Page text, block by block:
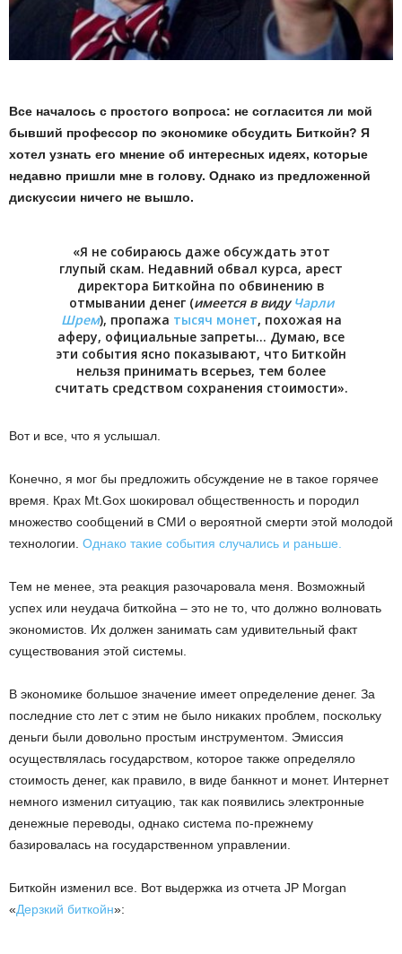
Все началось с простого вопроса: не согласится ли мой
бывший профессор по экономике обсудить Биткойн? Я
хотел узнать его мнение об интересных идеях, которые
недавно пришли мне в голову. Однако из предложенной
дискуссии ничего не вышло.
«Я не собираюсь даже обсуждать этот
глупый скам. Недавний обвал курса, арест
директора Биткойна по обвинению в
отмывании денег (имеется в видуЧарли
Шрем), пропажа тысяч монет, похожая на
аферу, официальные запреты… Думаю, все
эти события ясно показывают, что Биткойн
нельзя принимать всерьез, тем более
считать средством сохранения стоимости».
Вот и все, что я услышал.
Конечно, я мог бы предложить обсуждение не в такое горячее
время. Крах Mt.Gox шокировал общественность и породил
множество сообщений в СМИ о вероятной смерти этой молодой
технологии. Однако такие события случались и раньше.
Тем не менее, эта реакция разочаровала меня. Возможный
успех или неудача биткойна – это не то, что должно волновать
экономистов. Их должен занимать сам удивительный факт
существования этой системы.
В экономике большое значение имеет определение денег. За
последние сто лет с этим не было никаких проблем, поскольку
деньги были довольно простым инструментом. Эмиссия
осуществлялась государством, которое также определяло
стоимость денег, как правило, в виде банкнот и монет. Интернет
немного изменил ситуацию, так как появились электронные
денежные переводы, однако система по-прежнему
базировалась на государственном управлении.
Биткойн изменил все. Вот выдержка из отчета JP Morgan
«Дерзкий биткойн»: